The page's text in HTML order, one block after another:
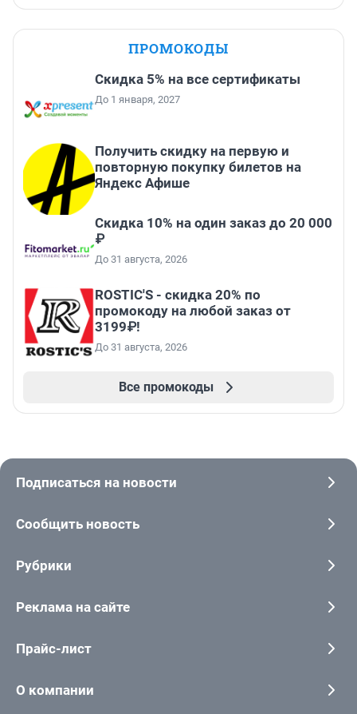
ПРОМОКОДЫ
Скидка 5% на все сертификаты
До 1 января, 2027
Получить скидку на первую и
повторную покупку билетов на
Яндекс Афише
Скидка 10% на один заказ до 20 000
₽
До 31 августа, 2026
ROSTIC'S - скидка 20% по
промокоду на любой заказ от
3199₽!
До 31 августа, 2026
Все промокоды
Подписаться на новости
Сообщить новость
Рубрики
Реклама на сайте
Прайс-лист
О компании